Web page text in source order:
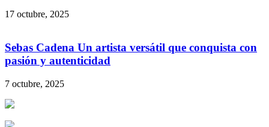
17 octubre, 2025
Sebas Cadena Un artista versátil que conquista con
pasión y autenticidad
7 octubre, 2025